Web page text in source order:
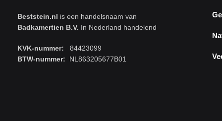
Beststein.nl is een handelsnaam van
Badkamertien B.V. In Nederland handelend
KVK-nummer: 84423099
BTW-nummer: NL863205677B01